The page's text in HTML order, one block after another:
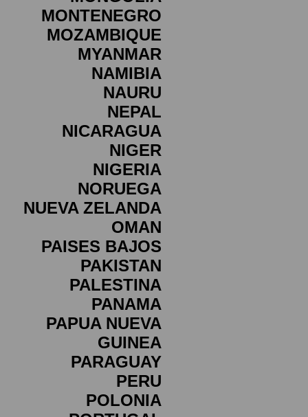
MONTENEGRO
MOZAMBIQUE
MYANMAR
NAMIBIA
NAURU
NEPAL
NICARAGUA
NIGER
NIGERIA
NORUEGA
NUEVA ZELANDA
OMAN
PAISES BAJOS
PAKISTAN
PALESTINA
PANAMA
PAPUA NUEVA
GUINEA
PARAGUAY
PERU
POLONIA